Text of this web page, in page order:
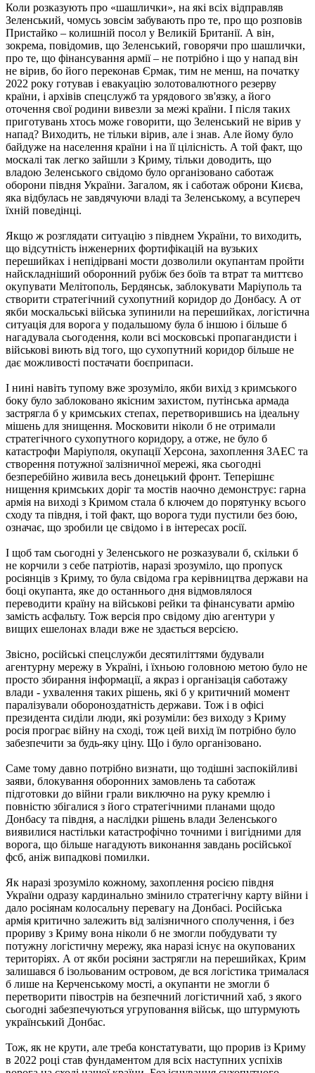
Коли розказують про «шашлички», на які всіх відправляв
Зеленський, чомусь зовсім забувають про те, про що розповів
Пристайко – колишній посол у Великій Британії. А він,
зокрема, повідомив, що Зеленський, говорячи про шашлички,
про те, що фінансування армії – не потрібно і що у напад він
не вірив, бо його переконав Єрмак, тим не менш, на початку
2022 року готував і евакуацію золотовалютного резерву
країни, і архівів спецслужб та урядового зв'язку, а його
оточення свої родини вивезли за межі країни. І після таких
приготувань хтось може говорити, що Зеленський не вірив у
напад? Виходить, не тільки вірив, але і знав. Але йому було
байдуже на населення країни і на її цілісність. А той факт, що
москалі так легко зайшли з Криму, тільки доводить, що
владою Зеленського свідомо було організовано саботаж
оборони півдня України. Загалом, як і саботаж оброни Києва,
яка відбулась не завдячуючи владі та Зеленському, а всупереч
їхній поведінці.
Якщо ж розглядати ситуацію з півднем України, то виходить,
що відсутність інженерних фортифікацій на вузьких
перешийках і непідірвані мости дозволили окупантам пройти
найскладніший оборонний рубіж без боїв та втрат та миттєво
окупувати Мелітополь, Бердянськ, заблокувати Маріуполь та
створити стратегічний сухопутний коридор до Донбасу. А от
якби москальські війська зупинили на перешийках, логістична
ситуація для ворога у подальшому була б іншою і більше б
нагадувала сьогодення, коли всі московські пропагандисти і
військові виють від того, що сухопутний коридор більше не
дає можливості постачати боєприпаси.
І нині навіть тупому вже зрозуміло, якби вихід з кримського
боку було заблоковано якісним захистом, путінська армада
застрягла б у кримських степах, перетворившись на ідеальну
мішень для знищення. Московити ніколи б не отримали
стратегічного сухопутного коридору, а отже, не було б
катастрофи Маріуполя, окупації Херсона, захоплення ЗАЕС та
створення потужної залізничної мережі, яка сьогодні
безперебійно живила весь донецький фронт. Теперішнє
нищення кримських доріг та мостів наочно демонструє: гарна
армія на виході з Кримом стала б ключем до порятунку всього
сходу та півдня, і той факт, що ворога туди пустили без бою,
означає, що зробили це свідомо і в інтересах росії.
І щоб там сьогодні у Зеленського не розказували б, скільки б
не корчили з себе патріотів, наразі зрозуміло, що пропуск
росіянців з Криму, то була свідома гра керівництва держави на
боці окупанта, яке до останнього дня відмовлялося
переводити країну на військові рейки та фінансувати армію
замість асфальту. Тож версія про свідому дію агентури у
вищих ешелонах влади вже не здається версією.
Звісно, російські спецслужби десятиліттями будували
агентурну мережу в Україні, і їхньою головною метою було не
просто збирання інформації, а якраз і організація саботажу
влади - ухвалення таких рішень, які б у критичний момент
паралізували обороноздатність держави. Тож і в офісі
президента сиділи люди, які розуміли: без виходу з Криму
росія програє війну на сході, тож цей вихід їм потрібно було
забезпечити за будь-яку ціну. Що і було організовано.
Саме тому давно потрібно визнати, що тодішні заспокійливі
заяви, блокування оборонних замовлень та саботаж
підготовки до війни грали виключно на руку кремлю і
повністю збігалися з його стратегічними планами щодо
Донбасу та півдня, а наслідки рішень влади Зеленського
виявилися настільки катастрофічно точними і вигідними для
ворога, що більше нагадують виконання завдань російської
фсб, аніж випадкові помилки.
Як наразі зрозуміло кожному, захоплення росією півдня
України одразу кардинально змінило стратегічну карту війни і
дало росіянам колосальну перевагу на Донбасі. Російська
армія критично залежить від залізничного сполучення, і без
прориву з Криму вона ніколи б не змогли побудувати ту
потужну логістичну мережу, яка наразі існує на окупованих
територіях. А от якби росіяни застрягли на перешийках, Крим
залишався б ізольованим островом, де вся логістика трималася
б лише на Керченському мості, а окупанти не змогли б
перетворити півострів на безпечний логістичний хаб, з якого
сьогодні забезпечуються угруповання військ, що штурмують
український Донбас.
Тож, як не крути, але треба констатувати, що прорив із Криму
в 2022 році став фундаментом для всіх наступних успіхів